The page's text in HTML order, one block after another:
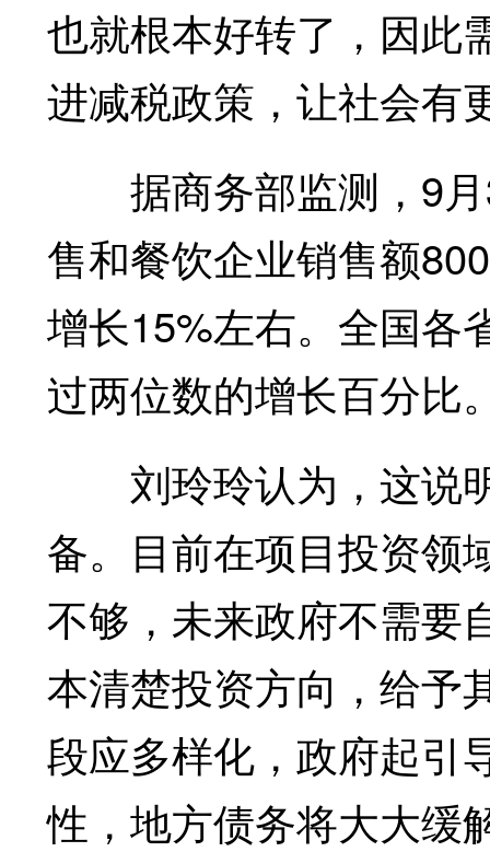
也就根本好转了，因此
进减税政策，让社会有
据商务部监测，9月
售和餐饮企业销售额
增长15%左右。全国各
过两位数的增长百分比
刘玲玲认为，这说
备。目前在项目投资领
不够，未来政府不需要
本清楚投资方向，给予
段应多样化，政府起引
性，地方债务将大大缓